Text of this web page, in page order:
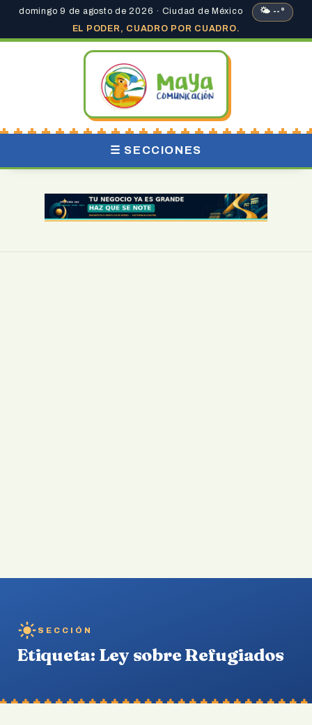
domingo 9 de agosto de 2026 · Ciudad de México
🌤 --°
EL PODER, CUADRO POR CUADRO.
☰ SECCIONES
SECCIÓN
Etiqueta: Ley sobre Refugiados